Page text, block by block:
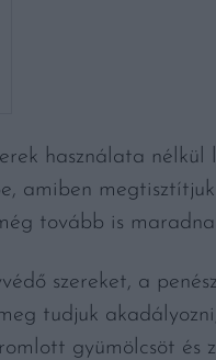
használata nélkül
amiben
tovább is
szereket, a
tudjuk
gyümölcsöt és